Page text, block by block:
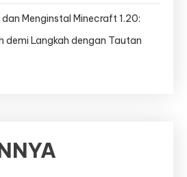
Menginstal Minecraft 1.20:
demi Langkah dengan Tautan